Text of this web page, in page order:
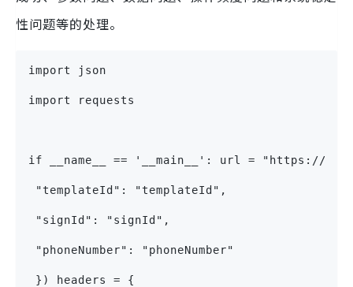
性问题等的处理。
import json
import requests
if __name__ == '__main__': url = "https://
"templateId": "templateId",
"signId": "signId",
"phoneNumber": "phoneNumber"
}) headers = {